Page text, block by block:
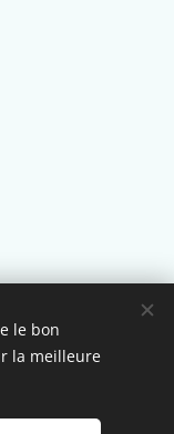
Cookies
le bon
la meilleure